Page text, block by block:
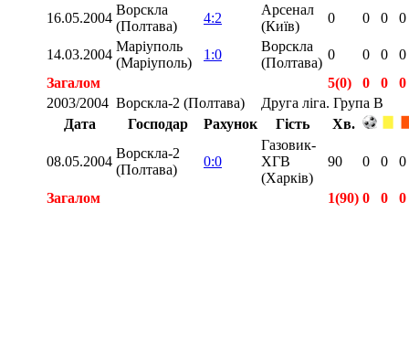
16.05.2004
Ворскла
(Полтава)
4:2
Арсенал
(Київ)
0 0 0 0
14.03.2004
Маріуполь
(Маріуполь)
1:0
Ворскла
(Полтава)
0 0 0
0
Загалом
5(0) 0 0
0
2003/2004 Ворскла-2 (Полтава)
Друга ліга. Група В
Дата
Господар Рахунок Гість Хв.
08.05.2004
Ворскла-2
(Полтава)
0:0
Газовик-
ХГВ
(Харків)
90 0 0 0
Загалом 1(90) 0 0
0